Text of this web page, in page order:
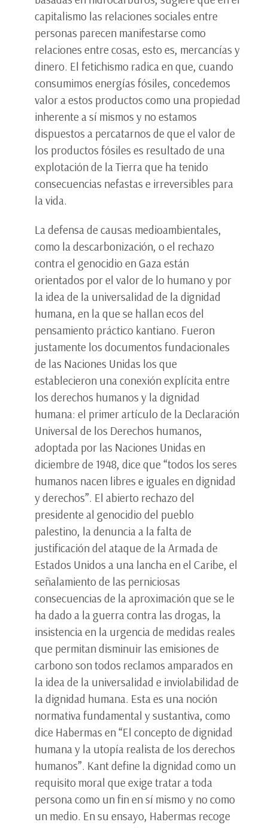
capitalismo las relaciones sociales entre
personas parecen manifestarse como
relaciones entre cosas, esto es, mercancías y
dinero. El fetichismo radica en que, cuando
consumimos energías fósiles, concedemos
valor a estos productos como una propiedad
inherente a sí mismos y no estamos
dispuestos a percatarnos de que el valor de
los productos fósiles es resultado de una
explotación de la Tierra que ha tenido
consecuencias nefastas e irreversibles para
la vida.
La defensa de causas medioambientales,
como la descarbonización, o el rechazo
contra el genocidio en Gaza están
orientados por el valor de lo humano y por
la idea de la universalidad de la dignidad
humana, en la que se hallan ecos del
pensamiento práctico kantiano. Fueron
justamente los documentos fundacionales
de las Naciones Unidas los que
establecieron una conexión explícita entre
los derechos humanos y la dignidad
humana: el primer artículo de la Declaración
Universal de los Derechos humanos,
adoptada por las Naciones Unidas en
diciembre de 1948, dice que “todos los seres
humanos nacen libres e iguales en dignidad
y derechos”. El abierto rechazo del
presidente al genocidio del pueblo
palestino, la denuncia a la falta de
justificación del ataque de la Armada de
Estados Unidos a una lancha en el Caribe, el
señalamiento de las perniciosas
consecuencias de la aproximación que se le
ha dado a la guerra contra las drogas, la
insistencia en la urgencia de medidas reales
que permitan disminuir las emisiones de
carbono son todos reclamos amparados en
la idea de la universalidad e inviolabilidad de
la dignidad humana. Esta es una noción
normativa fundamental y sustantiva, como
dice Habermas en “El concepto de dignidad
humana y la utopía realista de los derechos
humanos”. Kant define la dignidad como un
requisito moral que exige tratar a toda
persona como un fin en sí mismo y no como
un medio. En su ensayo, Habermas recoge